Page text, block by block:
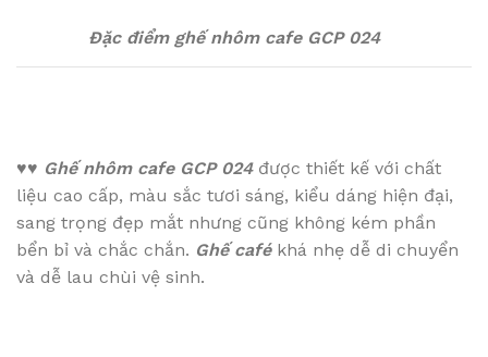
Đặc điểm ghế nhôm cafe GCP 024
♥♥ Ghế nhôm cafe GCP 024được thiết kế với chất
liệu cao cấp, màu sắc tươi sáng, kiểu dáng hiện đại,
sang trọng đẹp mắt nhưng cũng không kém phần
bển bỉ và chắc chắn. Ghế cafékhá nhẹ dễ di chuyển
và dễ lau chùi vệ sinh.